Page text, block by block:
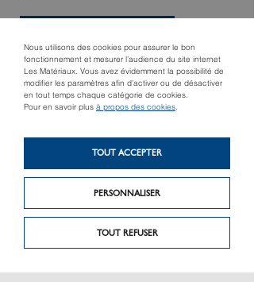
Nous utilisons des cookies pour assurer le bon
fonctionnement et mesurer l’audience du site internet
Les Matériaux. Vous avez évidemment la possibilité de
modifier les paramètres afin d’activer ou de désactiver
en tout temps chaque catégorie de cookies.
Pour en savoir plus à propos des cookies.
TOUT REFUSER
PERSONNALISER
TOUT ACCEPTER